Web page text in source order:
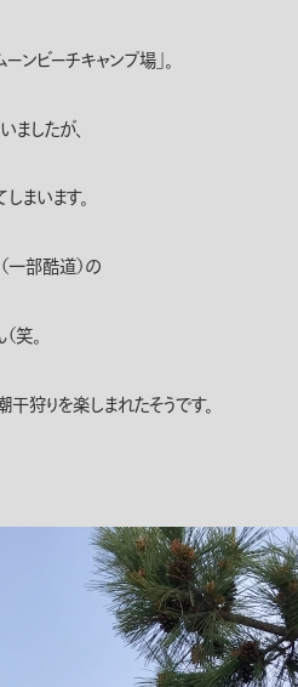
ビーチキャンプ場」。
ましたが、
まいます。
部酷道）の
笑。
狩りを楽しまれたそうです。